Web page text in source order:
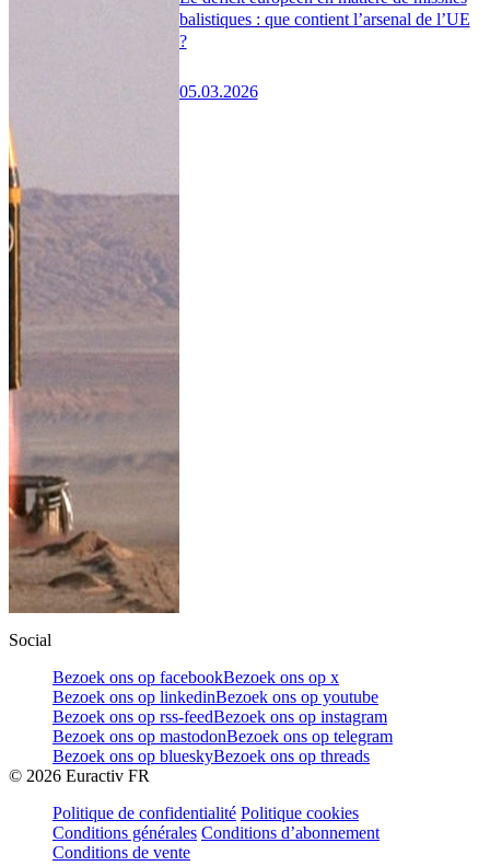
balistiques : que contient l’arsenal de l’UE
?
05.03.2026
Social
Bezoek ons op facebookBezoek ons op x
Bezoek ons op linkedinBezoek ons op youtube
Bezoek ons op rss-feedBezoek ons op instagram
Bezoek ons op mastodonBezoek ons op telegram
Bezoek ons op blueskyBezoek ons op threads
© 2026 Euractiv FR
Politique de confidentialité Politique cookies
Conditions générales Conditions d’abonnement
Conditions de vente